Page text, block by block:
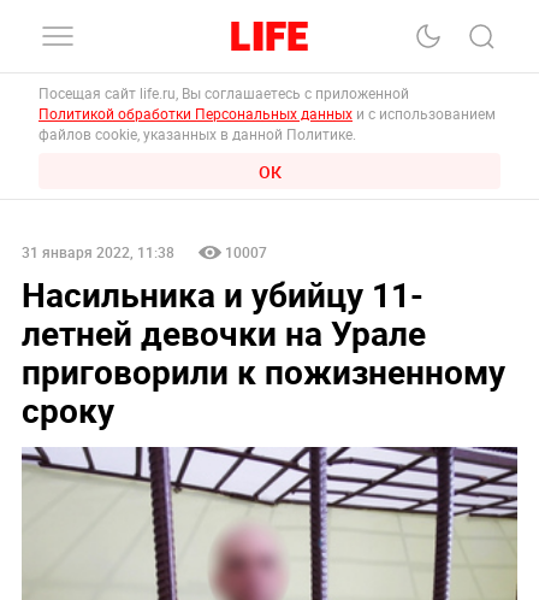
Посещая сайт life.ru, Вы соглашаетесь с приложенной
Политикой обработки Персональных данных и с использованием
файлов cookie, указанных в данной Политике.
ОК
31 января 2022, 11:38 10007
Насильника и убийцу 11-
летней девочки на Урале
приговорили к пожизненному
сроку